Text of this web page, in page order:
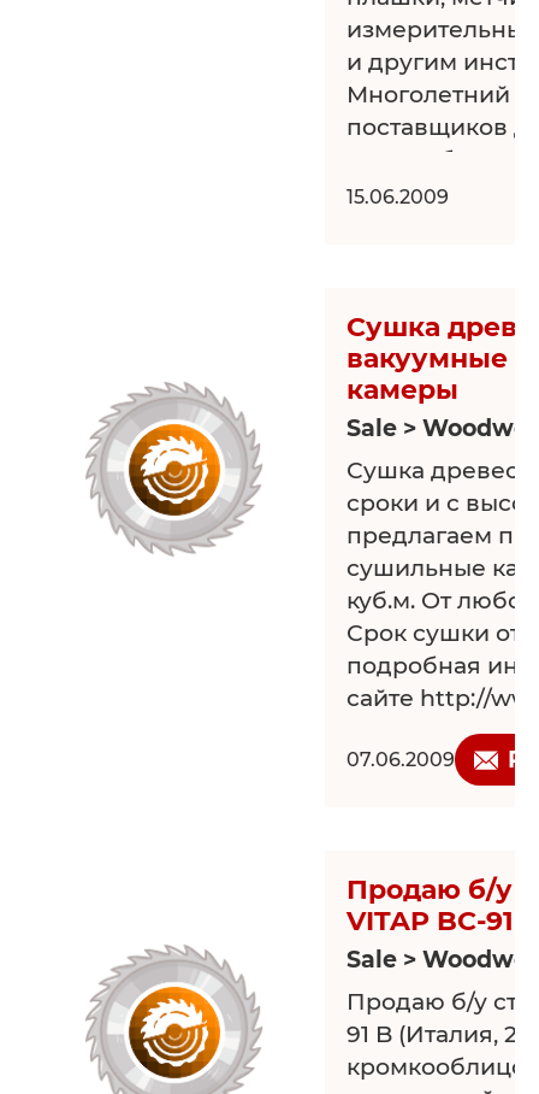
и другим
Многолетний
поставщиков
сроки
Мы предлагаем
заявки и
E-mail.
Комплексное
предлагаем
прошедший
Скидки от цен
50%!!!
ТЦ
Плашка
М5х0,8-5000шт.
НЕ КИТАЙ!!!
15.06.2009
Сушка
вакуумные
камеры
Sale >
Сушка
сроки и с
предлагаем
сушильные
куб.м. От
Срок сушки от
подробная
сайте http://
07.06.2009
Продаю б/у
VITAP BC-91
Sale >
Продаю б/у
91 B (Италия,